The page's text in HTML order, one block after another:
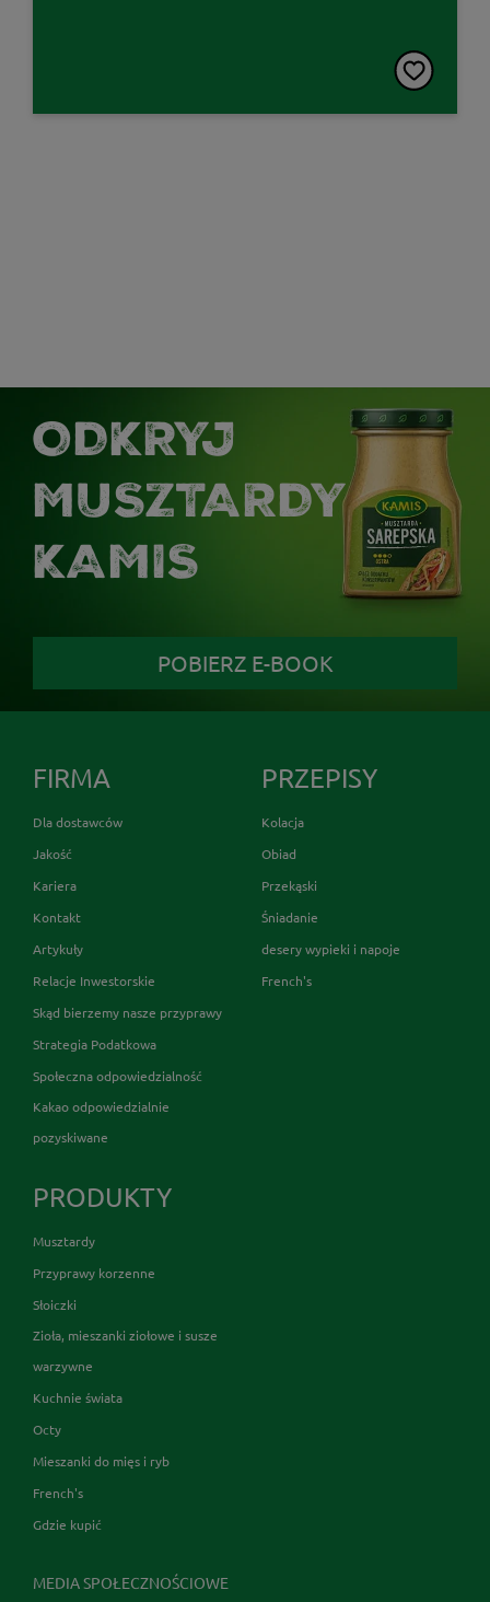
ODKRYJ
MUSZTARDY
KAMIS
POBIERZ E-BOOK
FIRMA
Dla dostawców
Jakość
Kariera
Kontakt
Artykuły
Relacje Inwestorskie
Skąd bierzemy nasze przyprawy
Strategia Podatkowa
Społeczna odpowiedzialność
Kakao odpowiedzialnie
pozyskiwane
PRZEPISY
Kolacja
Obiad
Przekąski
Śniadanie
desery wypieki i napoje
French's
PRODUKTY
Musztardy
Przyprawy korzenne
Słoiczki
Zioła, mieszanki ziołowe i susze
warzywne
Kuchnie świata
Octy
Mieszanki do mięs i ryb
French's
Gdzie kupić
MEDIA SPOŁECZNOŚCIOWE